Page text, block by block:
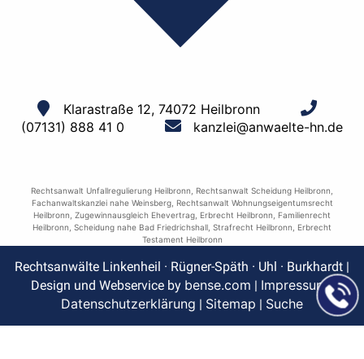
Klarastraße 12, 74072 Heilbronn
(07131) 888 41 0
kanzlei@anwaelte-hn.de
Rechtsanwalt Unfallregulierung Heilbronn Rechtsanwalt Scheidung Heilbronn
Fachanwaltskanzlei nahe Weinsberg, Rechtsanwalt Wohnungseigentumsrecht
Heilbronn Zugewinnausgleich Ehevertrag Erbrecht Heilbronn
Familienrecht
Heilbronn Scheidung nahe Bad Friedrichshall Strafrecht Heilbronn
Erbrecht
Testament Heilbronn
Rechtsanwälte Linkenheil · Rügner-Späth · Uhl · Burkhardt |
Design und Webservice by bense.com | Impressum|
Datenschutzerklärung | Sitemap | Suche